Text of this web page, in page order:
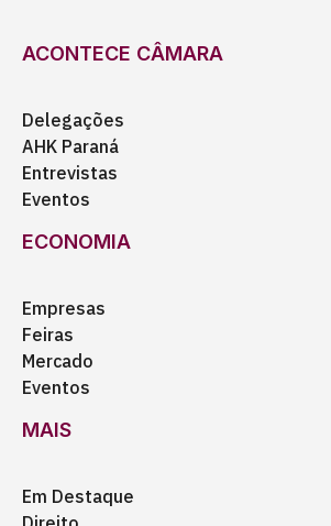
ACONTECE CÂMARA
Delegações
AHK Paraná
Entrevistas
Eventos
ECONOMIA
Empresas
Feiras
Mercado
Eventos
MAIS
Em Destaque